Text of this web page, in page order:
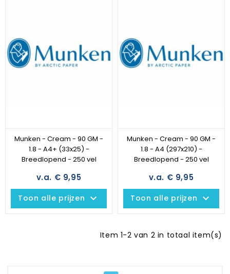
Munken - Cream - 90 GM -
1.8 - A4+ (33x25) -
Breedlopend - 250 vel
v.a. € 9,95
Toon alle prijzen keyboard_arrow_down
Munken - Cream - 90 GM -
1.8 - A4 (297x210) -
Breedlopend - 250 vel
v.a. € 9,95
Toon alle prijzen keyboard_arrow_down
Item 1-2 van 2 in totaal item(s)